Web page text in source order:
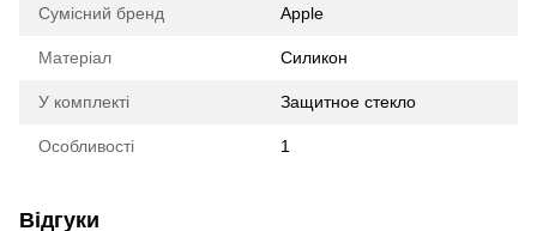
Сумісний бренд Apple
Матеріал Силикон
У комплекті Защитное стекло
Особливості 1
Відгуки